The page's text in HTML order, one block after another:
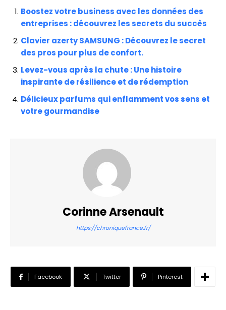
Boostez votre business avec les données des
entreprises : découvrez les secrets du succès
Clavier azerty SAMSUNG : Découvrez le secret
des pros pour plus de confort.
Levez-vous après la chute : Une histoire
inspirante de résilience et de rédemption
Délicieux parfums qui enflamment vos sens et
votre gourmandise
Corinne Arsenault
https://chroniquefrance.fr/
Facebook Twitter Pinterest